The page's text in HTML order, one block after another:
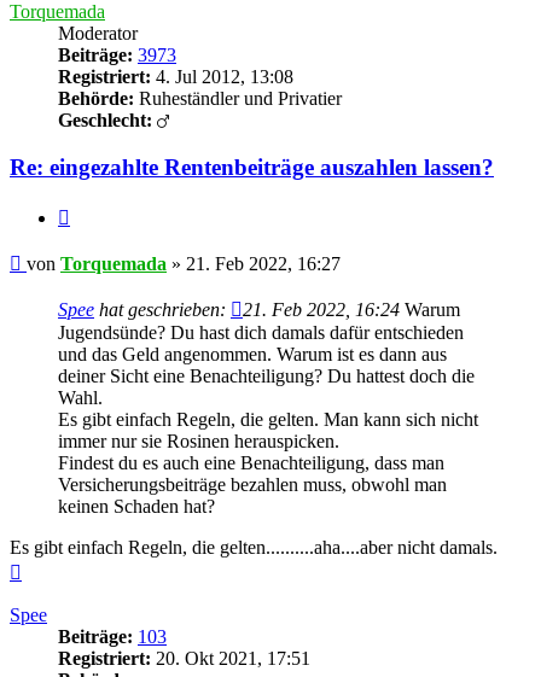
Torquemada
Moderator
Beiträge: 3973
Registriert: 4. Jul 2012, 13:08
Behörde: Ruheständler und Privatier
Geschlecht:
Re: eingezahlte Rentenbeiträge auszahlen lassen?
Beitrag
von Torquemada » 21. Feb 2022, 16:27
Spee hat geschrieben: 21. Feb 2022, 16:24 Warum
Jugendsünde? Du hast dich damals dafür entschieden
und das Geld angenommen. Warum ist es dann aus
deiner Sicht eine Benachteiligung? Du hattest doch die
Wahl.
Es gibt einfach Regeln, die gelten. Man kann sich nicht
immer nur sie Rosinen herauspicken.
Findest du es auch eine Benachteiligung, dass man
Versicherungsbeiträge bezahlen muss, obwohl man
keinen Schaden hat?
Es gibt einfach Regeln, die gelten..........aha....aber nicht damals.
Spee
Beiträge: 103
Registriert: 20. Okt 2021, 17:51